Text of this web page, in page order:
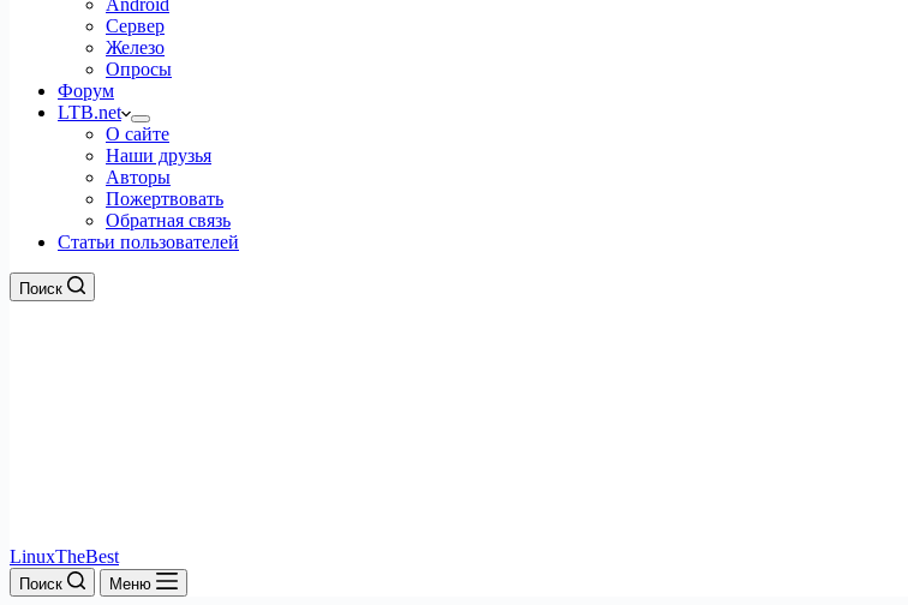
Android
Сервер
Железо
Опросы
Форум
LTB.net
О сайте
Наши друзья
Авторы
Пожертвовать
Обратная связь
Статьи пользователей
Поиск
LinuxTheBest
Поиск Меню